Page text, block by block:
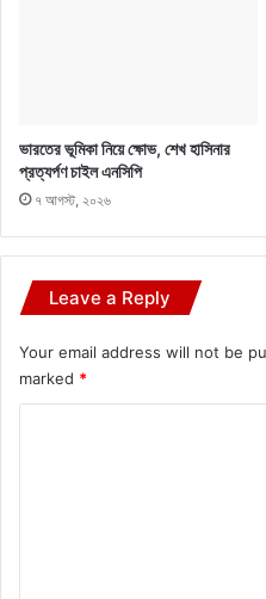
ভারতের ভূমিকা নিয়ে ক্ষোভ, শেখ হাসিনার
প্রত্যর্পণ চাইল এনসিপি
৭ আগস্ট, ২০২৬
Leave a Reply
Your email address will not be
marked *